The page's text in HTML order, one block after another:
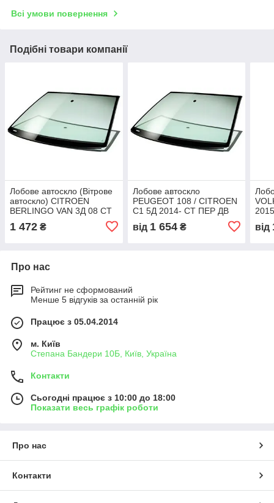
Всі умови повернення
Подібні товари компанії
Лобове автоскло (Вітрове
автоскло) CITROEN
BERLINGO VAN 3Д 08 СТ
1 472 ₴
Лобове автоскло
PEUGEOT 108 / CITROEN
C1 5Д 2014- СТ ПЕР ДВ
від 1 654₴ від
Про нас
Рейтинг не сформований
Менше 5 відгуків за останній рік
Працює з 05.04.2014
м. Київ
Степана Бандери 10Б, Київ, Україна
Контакти
Сьогодні працює з 10:00 до 18:00
Показати весь графік роботи
Про нас
Контакти